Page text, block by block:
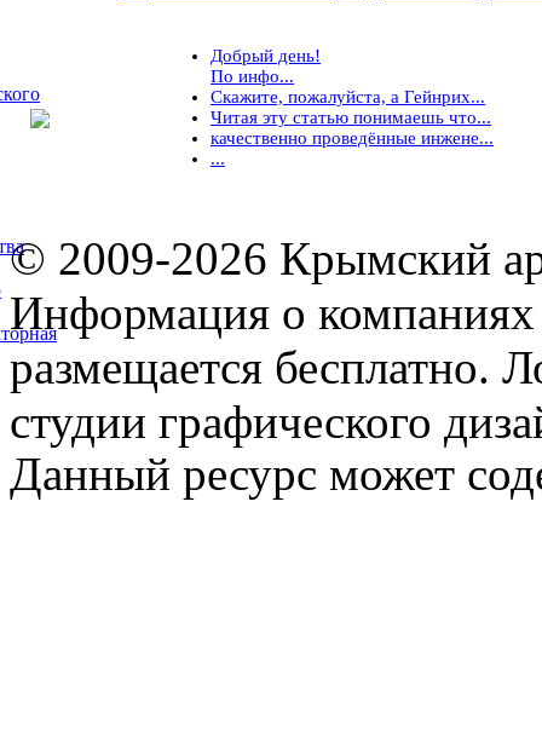
Добрый день!
По инфо...
Скажите, пожалуйста, а Гейнрих...
Читая эту статью понимаешь что...
качественно проведённые инжене...
...
© 2009-2026 Крымский
Информация о компаниях
размещается бесплатно.
студии графического
Данный ресурс может